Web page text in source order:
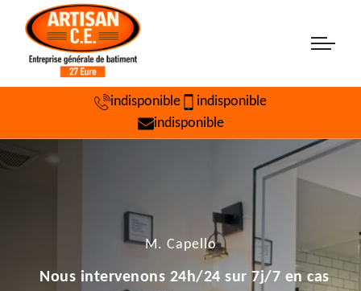
indisponible
indisponible
indisponible
M. Capello
Nous intervenons 24h/24 sur 7j/7 en cas